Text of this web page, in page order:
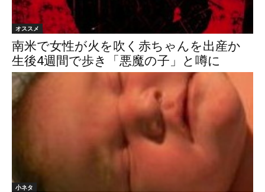
オススメ
南米で女性が火を吹く赤ちゃんを出産か
生後4週間で歩き「悪魔の子」と噂に
小ネタ